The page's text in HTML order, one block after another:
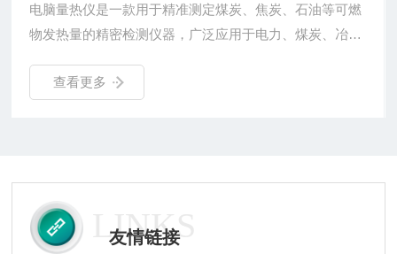
电脑量热仪是一款用于精准测定煤炭、焦炭、石油等可燃
物发热量的精密检测仪器，广泛应用于电力、煤炭、冶
一。电脑量热仪的校准需遵循标准化流程，保障发热量检
标。‌压力校正‌：将设备压力传感器读数与标准压力表数值
对比，调整校准参数，保证充氧压力检测准确。2.核心热
容量标定采用苯甲酸反标...
查看更多
LINKS
友情链接